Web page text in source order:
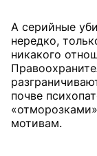
А серийные
нередко,
никакого
почве
мотивам.